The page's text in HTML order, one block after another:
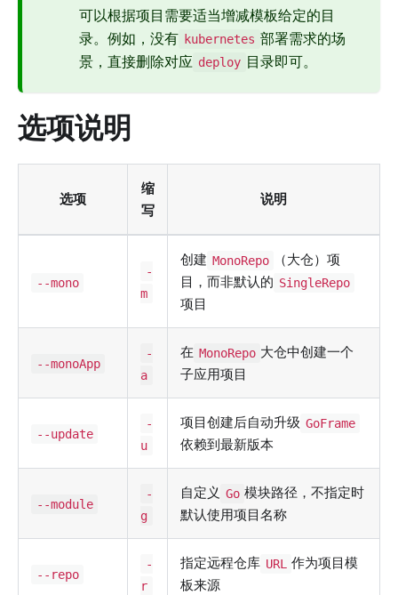
可以根据项目需要适当增减模板给定的目
录。例如，没有 kubernetes 部署需求的场
景，直接删除对应 deploy 目录即可。
选项说明
选项
缩
写
说明
--mono
-
m
创建 MonoRepo
（大仓）项
目，而非默认的 SingleRepo
项目
--monoApp
-
a
在 MonoRepo 大仓中创建一个
子应用项目
--update
-
u
项目创建后自动升级 GoFrame
依赖到最新版本
--module
-
g
自定义 Go 模块路径，不指定时
默认使用项目名称
--repo
-
r
指定远程仓库 URL
作为项目模
板来源